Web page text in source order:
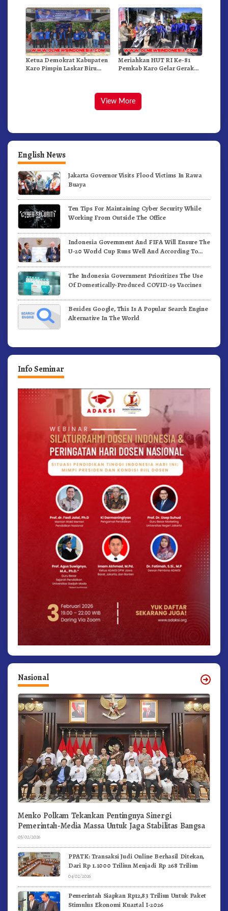
Ketua Demokrat Kabupaten
Karo Pimpin Laskar Biru
Meriahkan HUT RI Ke-81
Pemkab Karo Gelar Gerak
View More
English News
Jakarta Governor Visits Flood Victims In Rawa
Buaya
Ten Tips For Maintaining Cyber Security While
Working From Outside The Office
Indonesia Government And FIFA Will Ensure The
U-20 World Cup Runs Well And According To
The Indonesia Government Prioritizes The Use
Of Domestically-Produced COVID-19 Vaccines
Besides Google, This Is A Popular Search Engine
Alternative In The World
Info Seminar
Nasional
Menko Polkam Tekankan Pentingnya Sinergi
Pemerintah-Media Massa Untuk Jaga Stabilitas Bangsa
05/02/2026
PPATK: Transaksi Judi Online Berhasil Ditekan,
Dari Rp 1.1000 Triliun Menjadi Rp 268 Triliun
04/02/2026
Pemerintah Siapkan Rp12,83 Triliun Untuk Paket
Stimulus Ekonomi Kuartal I-2026